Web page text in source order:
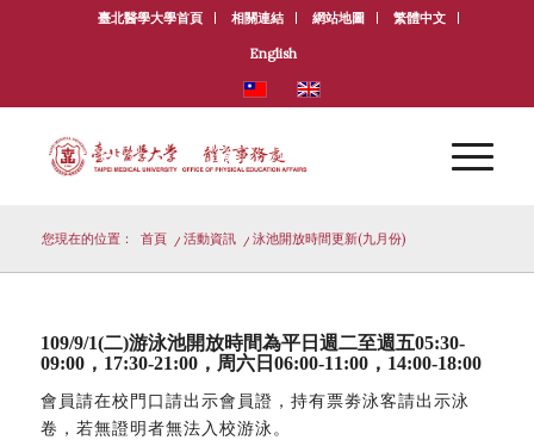
臺北醫學大學首頁 相關連結 網站地圖 繁體中文
English
您現在的位置： 首頁 / 活動資訊 / 泳池開放時間更新(九月份)
109/9/1(二)游泳池開放時間為平日週二至週五05:30-
09:00，17:30-21:00，周六日06:00-11:00，14:00-18:00
會員請在校門口請出示會員證，持有票劵泳客請出示泳
卷，若無證明者無法入校游泳。